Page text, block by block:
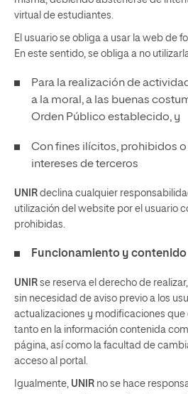
virtual de estudiantes.
El usuario se obliga a usar la web de
En este sentido, se obliga a no
Para la realización de
a la moral, a las buenas
Orden Público establecido, y
Con fines ilícitos, prohibidos
intereses de terceros
UNIR declina cualquier
utilización del website por el usuario
prohibidas.
Funcionamiento y contenido
UNIR se reserva el derecho de
sin necesidad de aviso previo a los
actualizaciones y modificaciones que
tanto en la información contenida
página, así como la facultad de
acceso al portal.
Igualmente, UNIR no se hace